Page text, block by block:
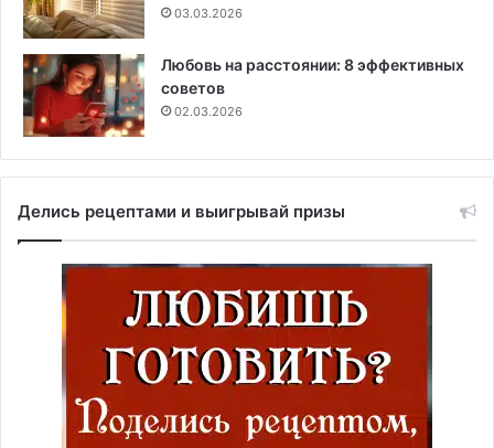
03.03.2026
Любовь на расстоянии: 8 эффективных
советов
02.03.2026
Делись рецептами и выигрывай призы